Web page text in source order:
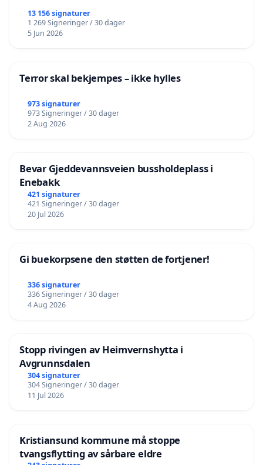
13 156 signaturer
1 269 Signeringer / 30 dager
5 Jun 2026
Terror skal bekjempes – ikke hylles
973 signaturer
973 Signeringer / 30 dager
2 Aug 2026
Bevar Gjeddevannsveien bussholdeplass i
Enebakk
421 signaturer
421 Signeringer / 30 dager
20 Jul 2026
Gi buekorpsene den støtten de fortjener!
336 signaturer
336 Signeringer / 30 dager
4 Aug 2026
Stopp rivingen av Heimvernshytta i
Avgrunnsdalen
304 signaturer
304 Signeringer / 30 dager
11 Jul 2026
Kristiansund kommune må stoppe
tvangsflytting av sårbare eldre